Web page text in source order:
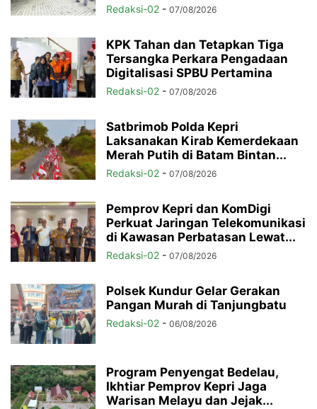
Redaksi-02 - 07/08/2026
KPK Tahan dan Tetapkan Tiga
Tersangka Perkara Pengadaan
Digitalisasi SPBU Pertamina
Redaksi-02 - 07/08/2026
Satbrimob Polda Kepri
Laksanakan Kirab Kemerdekaan
Merah Putih di Batam Bintan...
Redaksi-02 - 07/08/2026
Pemprov Kepri dan KomDigi
Perkuat Jaringan Telekomunikasi
di Kawasan Perbatasan Lewat...
Redaksi-02 - 07/08/2026
Polsek Kundur Gelar Gerakan
Pangan Murah di Tanjungbatu
Redaksi-02 - 06/08/2026
Program Penyengat Bedelau,
Ikhtiar Pemprov Kepri Jaga
Warisan Melayu dan Jejak...